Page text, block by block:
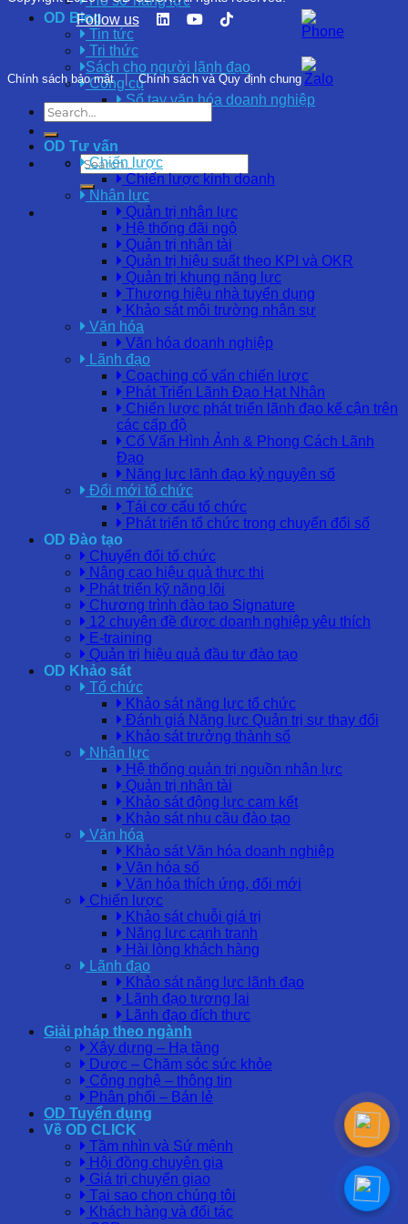
OD Blog
Tin tức
Tri thức
Sách cho người lãnh đạo
Công cụ
Sổ tay văn hóa doanh nghiệp
Follow us
Chính sách bảo mật Chính sách và Quy định chung
OD Tư vấn
Chiến lược
Chiến lược kinh doanh
Nhân lực
Quản trị nhân lực
Hệ thống đãi ngộ
Quản trị nhân tài
Quản trị hiệu suất theo KPI và OKR
Quản trị khung năng lực
Thương hiệu nhà tuyển dụng
Khảo sát môi trường nhân sự
Văn hóa
Văn hóa doanh nghiệp
Lãnh đạo
Coaching cố vấn chiến lược
Phát Triển Lãnh Đạo Hạt Nhân
Chiến lược phát triển lãnh đạo kế cận trên
các cấp độ
Cố Vấn Hình Ảnh & Phong Cách Lãnh
Đạo
Năng lực lãnh đạo kỷ nguyên số
Đổi mới tổ chức
Tái cơ cấu tổ chức
Phát triển tổ chức trong chuyển đổi số
OD Đào tạo
Chuyển đổi tổ chức
Nâng cao hiệu quả thực thi
Phát triển kỹ năng lõi
Chương trình đào tạo Signature
12 chuyên đề được doanh nghiệp yêu thích
E-training
Quản trị hiệu quả đầu tư đào tạo
OD Khảo sát
Tổ chức
Khảo sát năng lực tổ chức
Đánh giá Năng lực Quản trị sự thay đổi
Khảo sát trưởng thành số
Nhân lực
Hệ thống quản trị nguồn nhân lực
Quản trị nhân tài
Khảo sát động lực cam kết
Khảo sát nhu cầu đào tạo
Văn hóa
Khảo sát Văn hóa doanh nghiệp
Văn hóa số
Văn hóa thích ứng, đổi mới
Chiến lược
Khảo sát chuỗi giá trị
Năng lực cạnh tranh
Hài lòng khách hàng
Lãnh đạo
Khảo sát năng lực lãnh đạo
Lãnh đạo tương lai
Lãnh đạo đích thực
Giải pháp theo ngành
Xây dựng – Hạ tầng
Dược – Chăm sóc sức khỏe
Công nghệ – thông tin
Phân phối – Bán lẻ
OD Tuyển dụng
Về OD CLICK
Tầm nhìn và Sứ mệnh
Hội đồng chuyên gia
Giá trị chuyển giao
Tại sao chọn chúng tôi
Khách hàng và đối tác